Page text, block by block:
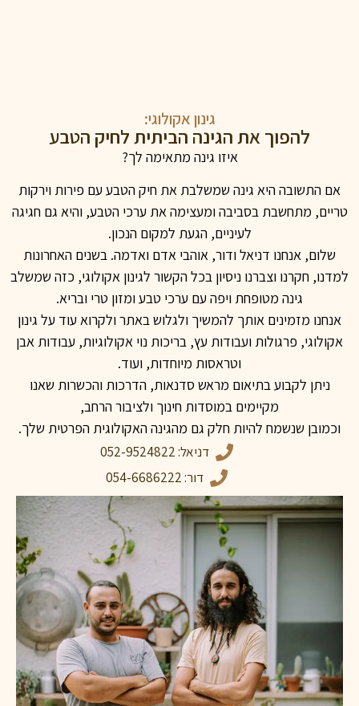
גינון אקולוגי:
להפוך את הגינה הביתית לחיק הטבע
איזו גינה מתאימה לך?
אם התשובה היא גינה שמשלבת את חיק הטבע עם פירות וירקות
טריים, מתחשבת בסביבה ומעצימה את ערכי הטבע, והיא גם חגיגה
לעיניים, הגעת למקום הנכון.
שלום, אנחנו דניאל ודור, אוהבי אדם ואדמה. בשנים האחרונות
למדנו, חקרנו וצברנו ניסיון בכל הקשור לגינון אקולוגי, כזה שמשלב
גינה מטופחת ויפה עם ערכי טבע ומזון טרי ובריא.
אנחנו מזמינים אותך להמשיך ולגלוש באתר ולקרוא עוד על גינון
אקולוגי, פרגולות ועבודות עץ, בריכות נוי אקולוגיות, עבודות אבן
וטראסות מיוחדות, ועוד.
ניתן לקבוע בתיאום מראש סדנאות, הדרכות והכשרות שאנו
מקיימים במוסדות חינוך ולציבור הרחב,
וכמובן שנשמח להיות חלק גם מהגינה האקולוגית הפרטית שלך.
דניאל: 052-9524822
דור: 054-6686222